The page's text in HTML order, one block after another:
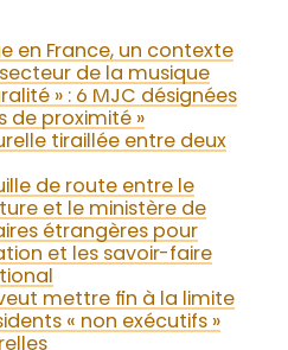
en France, un contexte
de la musique
» : 6 MJC désignées
de proximité »
tiraillée entre deux
de route entre le
et le ministère de
étrangères pour
et les savoir-faire
mettre fin à la limite
« non exécutifs »